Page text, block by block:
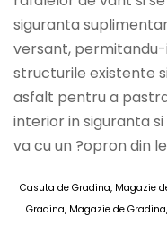
siguranta
versant,
structurile existente
asfalt pentru a pastra
interior in siguranta
va cu un ?opron din
Casuta de Gradina, Magazie
Gradina, Magazie de